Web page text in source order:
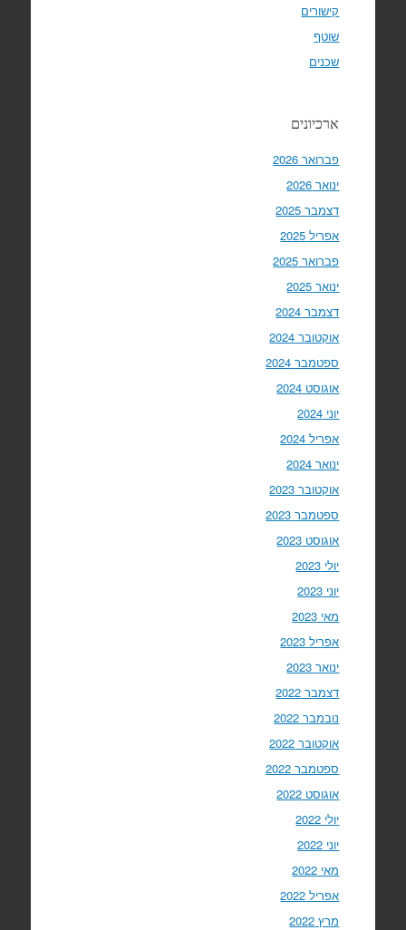
קישורים
שוטף
שכנים
ארכיונים
פברואר 2026
ינואר 2026
דצמבר 2025
אפריל 2025
פברואר 2025
ינואר 2025
דצמבר 2024
אוקטובר 2024
ספטמבר 2024
אוגוסט 2024
יוני 2024
אפריל 2024
ינואר 2024
אוקטובר 2023
ספטמבר 2023
אוגוסט 2023
יולי 2023
יוני 2023
מאי 2023
אפריל 2023
ינואר 2023
דצמבר 2022
נובמבר 2022
אוקטובר 2022
ספטמבר 2022
אוגוסט 2022
יולי 2022
יוני 2022
מאי 2022
אפריל 2022
מרץ 2022